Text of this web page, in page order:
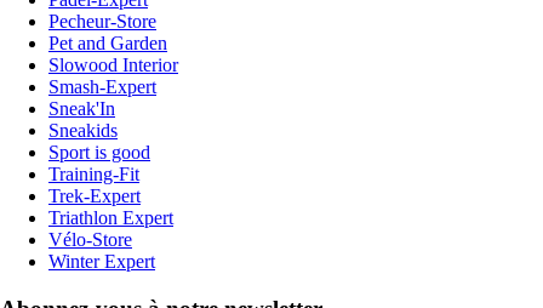
Pecheur-Store
Pet and Garden
Slowood Interior
Smash-Expert
Sneak'In
Sneakids
Sport is good
Training-Fit
Trek-Expert
Triathlon Expert
Vélo-Store
Winter Expert